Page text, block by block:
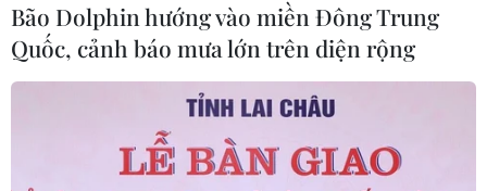
Bão Dolphin hướng vào miền Đông Trung
Quốc, cảnh báo mưa lớn trên diện rộng